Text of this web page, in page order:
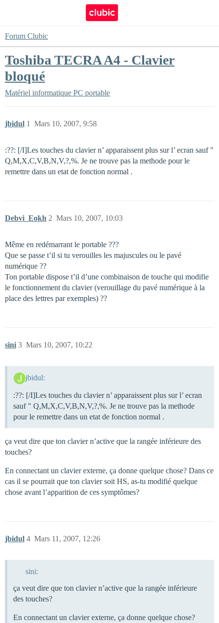
Forum Clubic
Toshiba TECRA A4 - Clavier
bloqué
Matériel informatique PC portable
jbidul Mars 10, 2007, 9:58
1
:??: [/I]Les touches du clavier n’ apparaissent plus sur l’ ecran sauf "
Q,M,X,C,V,B,N,V,?,%. Je ne trouve pas la methode pour le
remettre dans un etat de fonction normal .
Debvi_Eokh Mars 10, 2007, 10:03
2
Même en redémarrant le portable ???
Que se passe t’il si tu verouilles les majuscules ou le pavé
numérique ??
Ton portable dispose t’il d’une combinaison de touche qui modifie
le fonctionnement du clavier (verouillage du pavé numérique à la
place des lettres par exemples) ??
sini Mars 10, 2007, 10:22
3
jbidul:
:??: [/I]Les touches du clavier n’ apparaissent plus sur l’ ecran
sauf " Q,M,X,C,V,B,N,V,?,%. Je ne trouve pas la methode
pour le remettre dans un etat de fonction normal .
ça veut dire que ton clavier n’active que la rangée inférieure des
touches?
En connectant un clavier externe, ça donne quelque chose? Dans ce
cas il se pourrait que ton clavier soit HS, as-tu modifié quelque
chose avant l’apparition de ces symptômes?
jbidul Mars 11, 2007, 12:26
4
sini:
ça veut dire que ton clavier n’active que la rangée inférieure
des touches?
En connectant un clavier externe, ça donne quelque chose?